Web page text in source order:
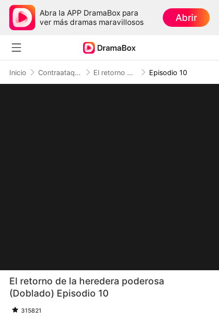
Abra la APP DramaBox para
ver más dramas maravillosos
Abrir
Inicio Contraataque El retorno de la heredera poderosa (Doblado) Episodio 10
El retorno de la heredera poderosa
(Doblado) Episodio 10
315821